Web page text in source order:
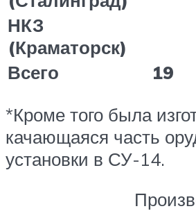
НКЗ
(Краматорск)
Всего
19
*Кроме того была
качающаяся часть
установки в СУ-14.